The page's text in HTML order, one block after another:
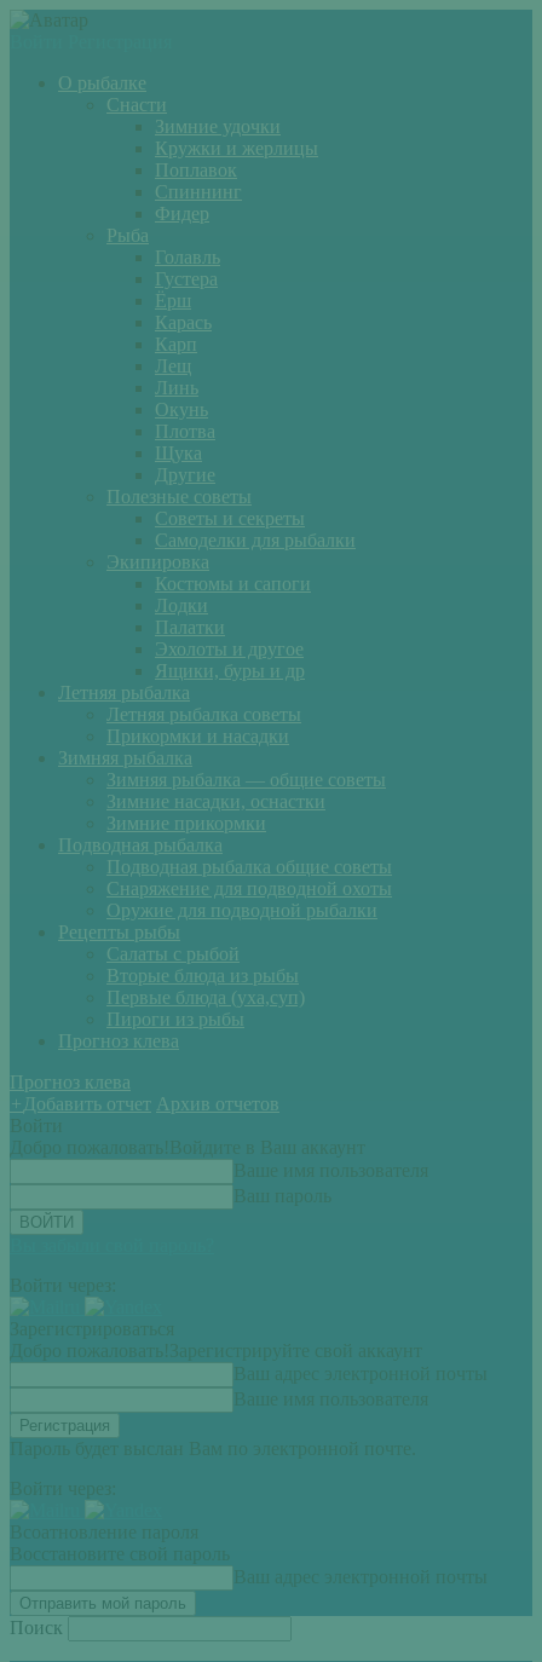
О рыбалке
Снасти
Зимние удочки
Кружки и жерлицы
Поплавок
Спиннинг
Фидер
Рыба
Голавль
Густера
Ёрш
Карась
Карп
Лещ
Линь
Окунь
Плотва
Щука
Другие
Полезные советы
Советы и секреты
Самоделки для рыбалки
Экипировка
Костюмы и сапоги
Лодки
Палатки
Эхолоты и другое
Ящики, буры и др
Летняя рыбалка
Летняя рыбалка советы
Прикормки и насадки
Зимняя рыбалка
Зимняя рыбалка — общие советы
Зимние насадки, оснастки
Зимние прикормки
Подводная рыбалка
Подводная рыбалка общие советы
Снаряжение для подводной охоты
Оружие для подводной рыбалки
Рецепты рыбы
Салаты с рыбой
Вторые блюда из рыбы
Первые блюда (уха,суп)
Пироги из рыбы
Прогноз клева
Прогноз клева
+ Добавить отчет Архив отчетов
Войти
Добро пожаловать! Войдите в Ваш аккаунт
Ваше имя пользователя
Ваш пароль
Войти через:
Зарегистрироваться
Добро пожаловать! Зарегистрируйте свой аккаунт
Ваш адрес электронной почты
Ваше имя пользователя
Пароль будет выслан Вам по электронной почте.
Войти через:
Всоатновление пароля
Восстановите свой пароль
Ваш адрес электронной почты
Поиск